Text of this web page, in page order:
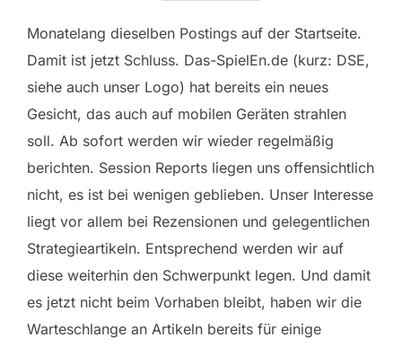
Monatelang dieselben Postings auf der Startseite.
Damit ist jetzt Schluss. Das-SpielEn.de (kurz: DSE,
siehe auch unser Logo) hat bereits ein neues
Gesicht, das auch auf mobilen Geräten strahlen
soll. Ab sofort werden wir wieder regelmäßig
berichten. Session Reports liegen uns offensichtlich
nicht, es ist bei wenigen geblieben. Unser Interesse
liegt vor allem bei Rezensionen und gelegentlichen
Strategieartikeln. Entsprechend werden wir auf
diese weiterhin den Schwerpunkt legen. Und damit
es jetzt nicht beim Vorhaben bleibt, haben wir die
Warteschlange an Artikeln bereits für einige